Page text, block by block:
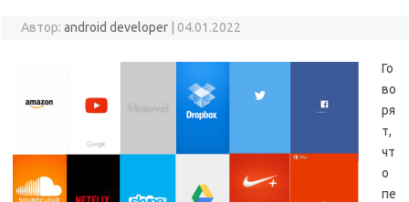
Автор: android developer 04.01.2022
Го
во
ря
т,
чт
о
пе